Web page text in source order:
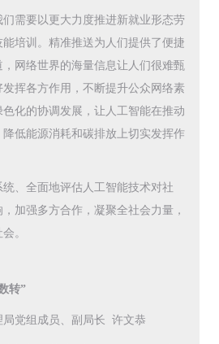
需要以更大力度推进新就业形态劳
培训。精准推送为人们提供了便捷
网络世界的海量信息让人们很难甄
挥各方作用，不断提升公众网络素
化的协调发展，让人工智能在推动
低能源消耗和碳排放上切实发挥作
、全面地评估人工智能技术对社
加强多方合作，凝聚全社会力量，
。
转”
党组成员、副局长 许文恭